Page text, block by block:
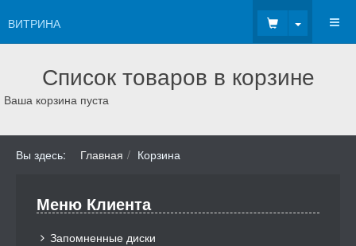
ВИТРИНА Toggle
Список товаров в корзине
Ваша корзина пуста
Вы здесь: Главная Корзина
Меню Клиента
Запомненные диски